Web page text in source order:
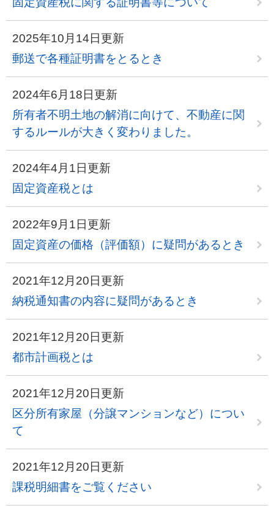
2025年10月14日更新
郵送で各種証明書をとるとき
2024年6月18日更新
所有者不明土地の解消に向けて、不動産に関
するルールが大きく変わりました。
2024年4月1日更新
固定資産税とは
2022年9月1日更新
固定資産の価格（評価額）に疑問があるとき
2021年12月20日更新
納税通知書の内容に疑問があるとき
2021年12月20日更新
都市計画税とは
2021年12月20日更新
区分所有家屋（分譲マンションなど）につい
て
2021年12月20日更新
課税明細書をご覧ください